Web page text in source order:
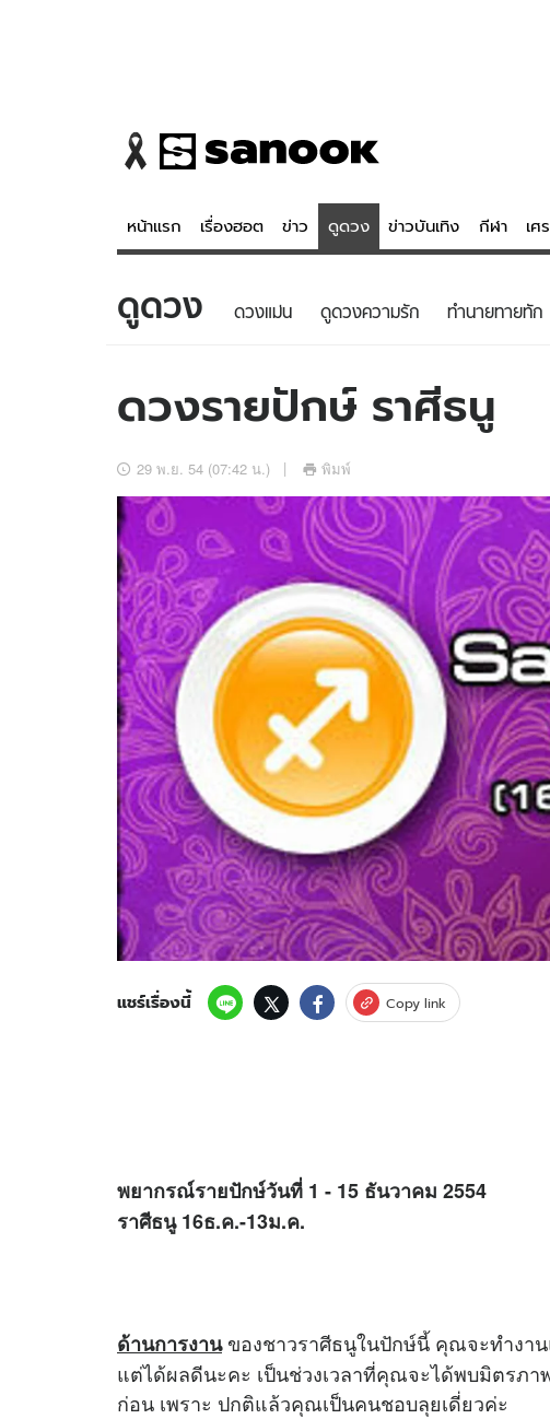
หน้าแรก เรื่องฮอต ข่าว ดูดวง ข่าวบันเทิง กีฬา เศ
ข่าว
ข่าวบันเทิง
อัปเดตจีน
เช็กข่าวชัวร์
ดูดวง - ตรวจหว
สถิติหวยไทย
ดาวน์โหลดสนุกแอปฟรี ติดตามสนุกโซเชียลได้ที่
สงวนลิขสิทธิ์ ©2569 บริษัท อิมเมจ ฟิวเจอร์ (ประเทศไทย) จำกัด
ดูดวง ดวงแม่น ดูดวงความรัก ทํานายทายทัก
ดวงรายปักษ์ ราศีธนู
29 พ.ย. 54 (07:42 น.) พิมพ์
แชร์เรื่องนี้ Copy link
พยากรณ์รายปักษ์วันที่ 1 - 15 ธันวาคม 2554
ราศีธนู 16ธ.ค.-13ม.ค.
ด้านการงานของชาวราศีธนูในปักษ์นี้ คุณจะทำงาน
แต่ได้ผลดีนะคะ เป็นช่วงเวลาที่คุณจะได้พบมิตรภ
ก่อน เพราะ ปกติแล้วคุณเป็นคนชอบลุยเดี่ยวค่ะ